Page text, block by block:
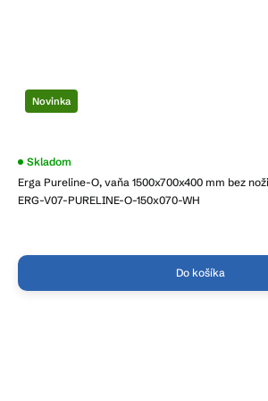
Novinka
Erga Pureline-O, vaňa 1500x700x400 mm bez
ERG-V07-PURELINE-O-150x070-WH
Skladom
Do košíka